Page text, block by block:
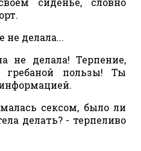
не делала...
не делала! Терпение,
пользы! Ты
сексом, было ли
делать? - терпеливо